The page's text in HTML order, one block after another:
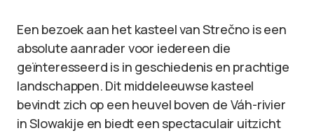
Een bezoek aan het kasteel van Strečno is een
absolute aanrader voor iedereen die
geïnteresseerd is in geschiedenis en prachtige
landschappen. Dit middeleeuwse kasteel
bevindt zich op een heuvel boven de Váh-rivier
in Slowakije en biedt een spectaculair uitzicht